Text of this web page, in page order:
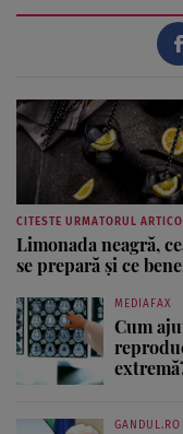
sănătos și
CITESTE URMATORUL
Limonada neagră,
se prepară și ce
MEDIAFAX
Cum
GANDUL.RO